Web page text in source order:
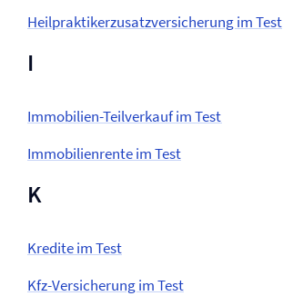
Heilpraktikerzusatz­versicherung im Test
I
Immobilien-Teilverkauf im Test
Immobilienrente im Test
K
Kredite im Test
Kfz-Versicherung im Test